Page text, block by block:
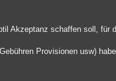
Akzeptanz schaffen soll, für
Provisionen usw)